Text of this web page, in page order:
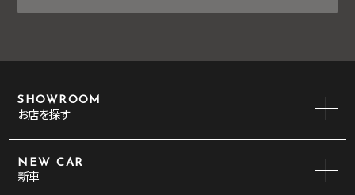
SHOWROOM
お店を探す
NEW CAR
新車